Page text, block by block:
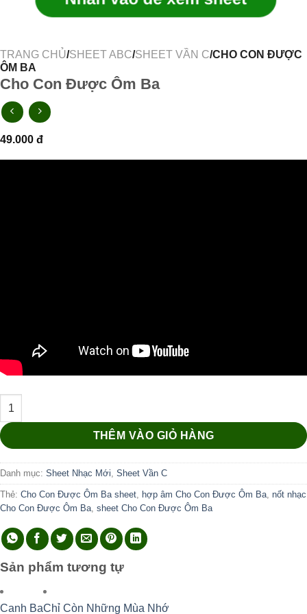
TRANG CHỦ/SHEET ABC/SHEET VẦN C/CHO CON ĐƯỢC
ÔM BA
Cho Con Được Ôm Ba
49.000 đ
Cho Con Được Ôm Ba số lượng
THÊM VÀO GIỎ HÀNG
Danh mục: Sheet Nhạc Mới, Sheet Vần C
Thẻ: Cho Con Được Ôm Ba sheet, hợp âm Cho Con Được Ôm Ba, nốt nhạc
Cho Con Được Ôm Ba, sheet Cho Con Được Ôm Ba
Sản phẩm tương tự
Canh BaChỉ Còn Những Mùa Nhớ